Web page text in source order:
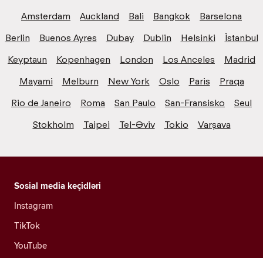
Amsterdam Auckland Bali Bangkok
Barselona
Berlin
Buenos Ayres Dubay Dublin Helsinki
İstanbul
Keyptaun
Kopenhagen London Los Anceles
Madrid
Mayami
Melburn New York Oslo Paris
Praqa
Rio de Janeiro
Roma San Paulo San-Fransisko
Seul
Stokholm
Taipei Tel-Əviv Tokio Varşava
Sosial media keçidləri
Instagram
TikTok
YouTube